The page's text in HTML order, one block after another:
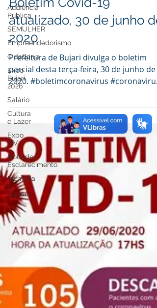
Audiência
Pública
SEMULHER
Empreendedorismo
Cidadania
Expo
Bujari
2026
Salário
Cultura
e Lazer
Expo
XIV
Nota de
Esclarecimento
Memória
e
Cultura
Boletim Covid-19
atualizado, 30 de junho de
2020
Prefeitura de Bujari divulga o boletim
parcial desta terça-feira, 30 de junho de
2020. #boletimcoronavirus #coronavirus
#covid19...